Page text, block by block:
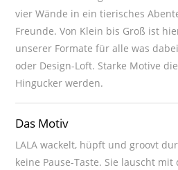
vier Wände in ein tierisches
Freunde. Von Klein bis Groß ist
unserer Formate für alle was
oder Design-Loft. Starke Motive
Hingucker werden.
Das Motiv
LALA wackelt, hüpft und groovt
keine Pause-Taste. Sie lauscht mit